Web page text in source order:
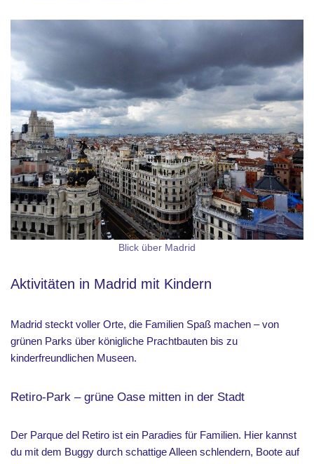
Blick über Madrid
Aktivitäten in Madrid mit Kindern
Madrid steckt voller Orte, die Familien Spaß machen – von
grünen Parks über königliche Prachtbauten bis zu
kinderfreundlichen Museen.
Retiro-Park – grüne Oase mitten in der Stadt
Der Parque del Retiro ist ein Paradies für Familien. Hier kannst
du mit dem Buggy durch schattige Alleen schlendern, Boote auf